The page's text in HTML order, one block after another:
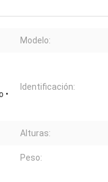
Modelo:
•
Identificación:
Alturas:
Peso: